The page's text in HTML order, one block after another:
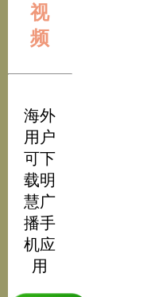
视
频
海外
用户
可下
载明
慧广
播手
机应
用